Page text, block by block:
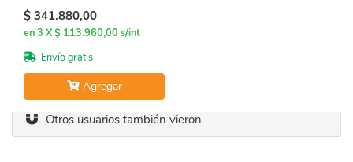
$ 341.880,00
en 3 X $ 113.960,00 s/int
Envío gratis
Agregar
Otros usuarios también vieron